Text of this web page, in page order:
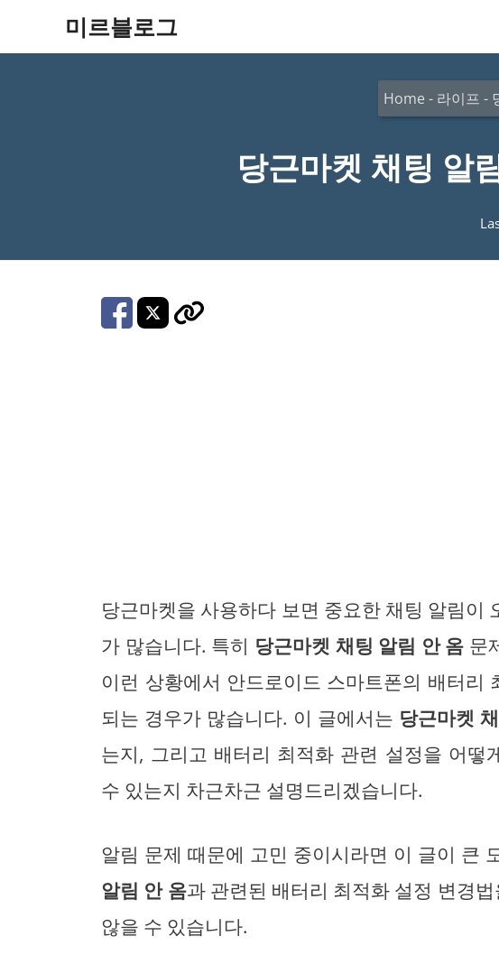
미르블로그
Home - 라이프 -
당근마켓 채팅 알
당근마켓을 사용하다 보면 중요한 채팅 알림이
가 많습니다. 특히 당근마켓 채팅 알림 안 옴 문
이런 상황에서 안드로이드 스마트폰의 배터리
되는 경우가 많습니다. 이 글에서는 당근마켓
는지, 그리고 배터리 최적화 관련 설정을 어떻
수 있는지 차근차근 설명드리겠습니다.
알림 문제 때문에 고민 중이시라면 이 글이 큰
알림 안 옴과 관련된 배터리 최적화 설정 변경
않을 수 있습니다.